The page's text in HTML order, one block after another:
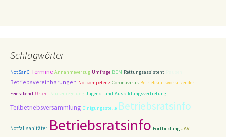
Schlagwörter
NotSanG Termine Annahmeverzug Umfrage BEM Rettungsassistent
Betriebsvereinbarungen Notkompetenz Coronavirus Betriebsratsvorsitzender
Feierabend Urteil Pausenregelung Jugend- und Ausbildungsvertretung
Teilbetriebsversammlung Einigungsstelle Betriebsratsinfo
Notfallsanitäter Betriebsratsinfo Fortbildung JAV